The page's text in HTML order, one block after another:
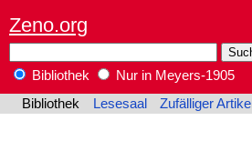
Zeno.org
Bibliothek
Nur in Meyers-1905
Bibliothek
Lesesaal Zufälliger Artikel